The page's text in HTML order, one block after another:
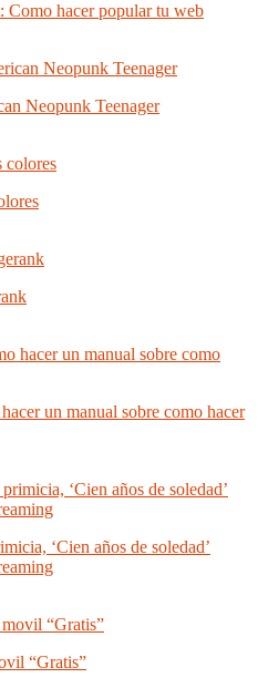
Como hacer popular tu web
Neopunk Teenager
un manual sobre como hacer
‘Cien años de soledad’
“Gratis”